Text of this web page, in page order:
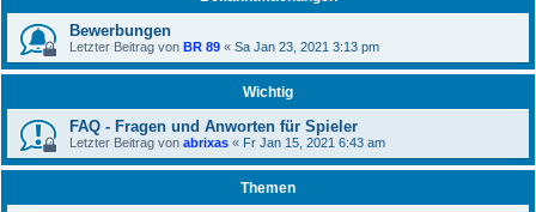
Bewerbungen
Letzter Beitrag von BR 89 « Sa Jan 23, 2021 3:13 pm
Wichtig
FAQ - Fragen und Anworten für Spieler
Letzter Beitrag von abrixas « Fr Jan 15, 2021 6:43 am
Themen